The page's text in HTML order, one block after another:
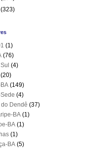
(323)
(1)
(76)
(4)
(20)
(149)
(4)
Dendê (37)
BA (1)
BA (1)
(1)
BA (5)